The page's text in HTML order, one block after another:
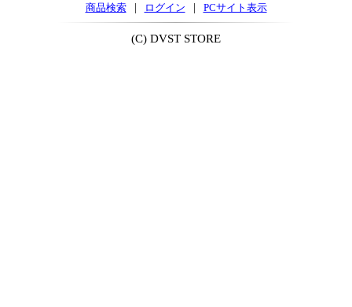
商品検索 | ログイン | PCサイト表示
(C) DVST STORE